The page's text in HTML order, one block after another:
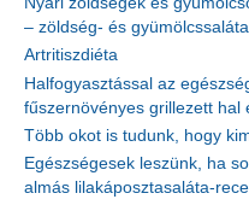
– zöldség- és
Artritiszdiéta
Halfogyasztással az
fűszernövényes grillezett hal
Több okot is tudunk, hogy
Egészségesek leszünk, ha
almás lilakáposztasaláta-